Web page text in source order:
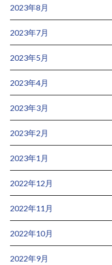
2023年8月
2023年7月
2023年5月
2023年4月
2023年3月
2023年2月
2023年1月
2022年12月
2022年11月
2022年10月
2022年9月